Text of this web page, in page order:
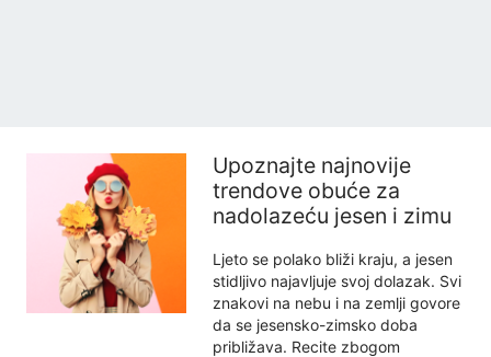
Upoznajte najnovije
trendove obuće za
nadolazeću jesen i zimu
Ljeto se polako bliži kraju, a jesen
stidljivo najavljuje svoj dolazak. Svi
znakovi na nebu i na zemlji govore
da se jesensko-zimsko doba
približava. Recite zbogom